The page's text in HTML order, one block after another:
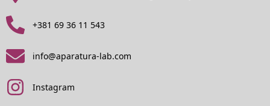
+381 69 36 11 543
info@aparatura-lab.com
Instagram